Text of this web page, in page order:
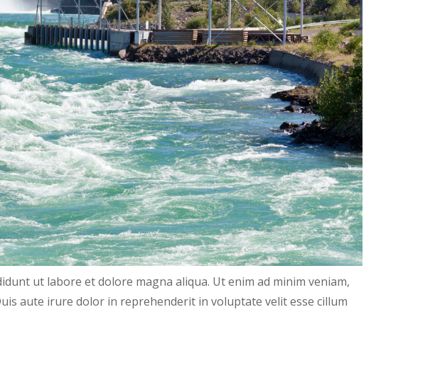
ut labore et dolore magna aliqua. Ut enim ad minim veniam,
aute irure dolor in reprehenderit in voluptate velit esse cillum